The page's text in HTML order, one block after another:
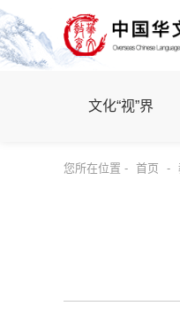
文化“视”界
您所在位置 - 首页 -